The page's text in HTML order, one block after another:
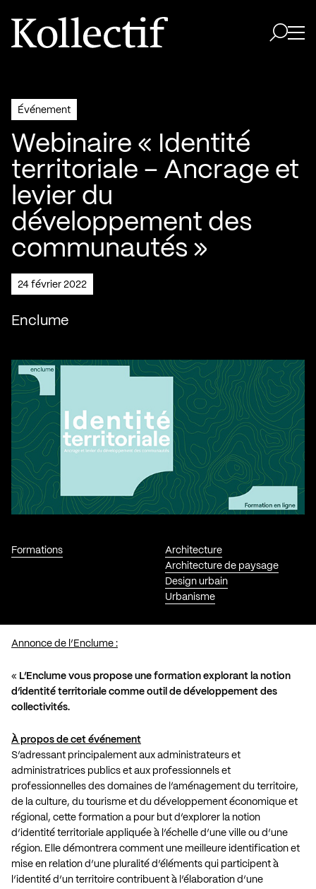
Aller à la page d'accueil
Logo Kollectif
Événement
Webinaire « Identité
territoriale – Ancrage et
levier du
développement des
communautés »
24 février 2022
Enclume
Formations
Architecture
Architecture de paysage
Design urbain
Urbanisme
Annonce de l’Enclume :
« L’Enclume vous propose une formation explorant la notion
d’identité territoriale comme outil de développement des
collectivités.
À propos de cet événement
S’adressant principalement aux administrateurs et
administratrices publics et aux professionnels et
professionnelles des domaines de l’aménagement du territoire,
de la culture, du tourisme et du développement économique et
régional, cette formation a pour but d’explorer la notion
d’identité territoriale appliquée à l’échelle d’une ville ou d’une
région. Elle démontrera comment une meilleure identification et
mise en relation d’une pluralité d’éléments qui participent à
l’identité d’un territoire contribuent à l’élaboration d’une